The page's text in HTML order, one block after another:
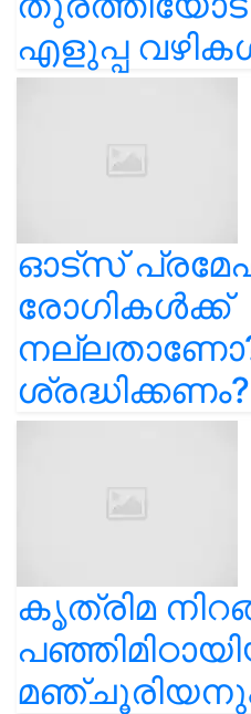
എളുപ്പ
ഓട്സ്
രോഗികൾക്ക്
ശ്രദ്ധിക്കണം?
കൃത്രിമ
മഞ്ചൂരിയനും